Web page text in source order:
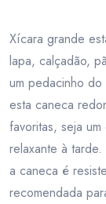
Xícara grande
lapa, calçadão,
um pedacinho
esta caneca
favoritas, seja
relaxante à
a caneca é
recomendada